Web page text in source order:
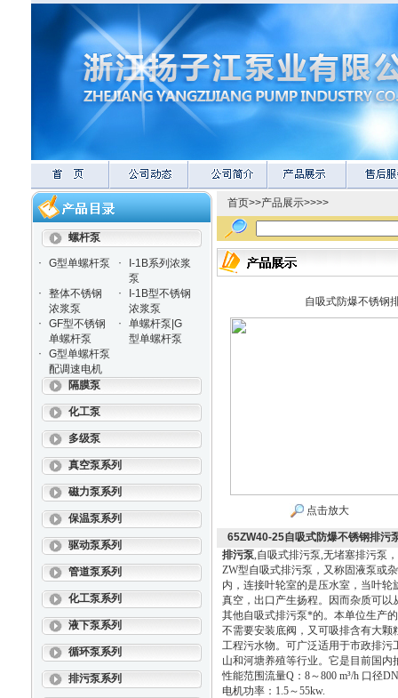
螺杆泵
·
G型单螺杆泵 ·
I-1B系列浓浆
泵
·
整体不锈钢
浓浆泵
·
I-1B型不锈钢
浓浆泵
·
GF型不锈钢
单螺杆泵
·
单螺杆泵|G
型单螺杆泵
·
G型单螺杆泵
配调速电机
隔膜泵
化工泵
多级泵
真空泵系列
磁力泵系列
保温泵系列
驱动泵系列
管道泵系列
化工泵系列
液下泵系列
循环泵系列
排污泵系列
首页>>产品展示>>>>
自吸式防爆不锈钢
点击放大
65ZW40-25自吸式防爆不锈钢排污
排污泵,自吸式排污泵,无堵塞排污泵
ZW型自吸式排污泵，又称固液泵或
内，连接叶轮室的是压水室，当叶
真空，出口产生扬程。因而杂质可
其他自吸式排污泵*的。本单位生产
不需要安装底阀，又可吸排含有大
工程污水物。可广泛适用于市政排
山和河塘养殖等行业。它是目前国
性能范围流量Q：8～800 m³/h 口径
电机功率：1.5～55kw.